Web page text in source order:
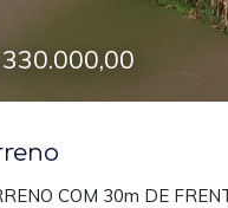
COM 30m DE